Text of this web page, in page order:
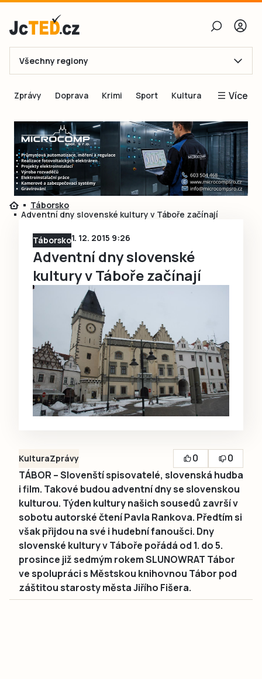
E-mail
Obnovit heslo
Přihlásit se
Přihlásit se přes Facebook
Ještě nemám účet, chci seRegistrovat
Všechny regiony
Zprávy Doprava Krimi Sport Kultura Více
Blogy
Inspirace
Čtenáři píší
Speciální přílohy
Inzerce
Táborsko
Adventní dny slovenské kultury v Táboře začínají
Táborsko1. 12. 2015 9:26
Adventní dny slovenské
kultury v Táboře začínají
KulturaZprávy 0
0
TÁBOR – Slovenští spisovatelé, slovenská hudba
i film. Takové budou adventní dny se slovenskou
kulturou. Týden kultury našich sousedů završí v
sobotu autorské čtení Pavla Rankova. Předtím si
však přijdou na své i hudební fanoušci. Dny
slovenské kultury v Táboře pořádá od 1. do 5.
prosince již sedmým rokem SLUNOWRAT Tábor
ve spolupráci s Městskou knihovnou Tábor pod
záštitou starosty města Jiřího Fišera.